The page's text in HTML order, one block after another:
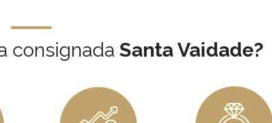
consignada Santa Vaidade?